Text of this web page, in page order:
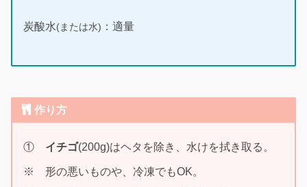
炭酸水(または水) ：適量
作り方
① イチゴ(200g)はヘタを除き、水けを拭き取る。
※ 形の悪いものや、冷凍でもOK。